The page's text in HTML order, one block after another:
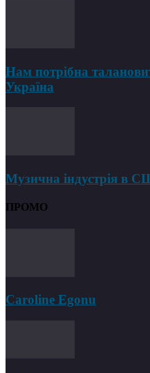
Нам потрібна
Україна
Музична індустрія в
ПРОМО
Caroline Egonu